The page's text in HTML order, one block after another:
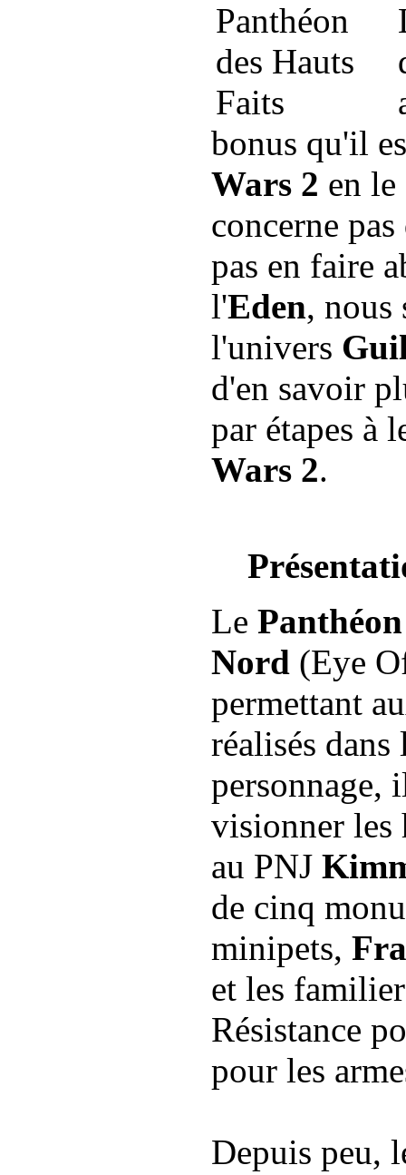
bonus qu'il
Wars 2 en
concerne
pas en faire
l'Eden, nous
l'univers
d'en savoir
par étapes à
Wars 2.
Le
Nord (Eye
permettant
réalisés
personnage,
visionner les
au PNJ
de cinq
minipets,
et les
Résistance
pour les
Depuis peu,